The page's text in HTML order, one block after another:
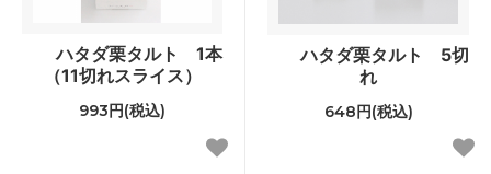
ハタダ栗タルト 1本
（11切れスライス）
993円(税込)
ハタダ栗タルト 5切
れ
648円(税込)